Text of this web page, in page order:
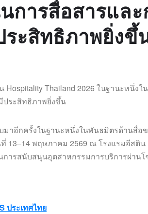
การสื่อสารและ
ระสิทธิภาพยิ่งขึ้
มาอีกครั้งในฐานะหนึ่งในพันธมิตรด้านสื่อ
13–14 พฤษภาคม 2569 ณ โรงแรมอีสติ
ารสนับสนุนอุตสาหกรรมการบริการผ่าน
ประเทศไทย